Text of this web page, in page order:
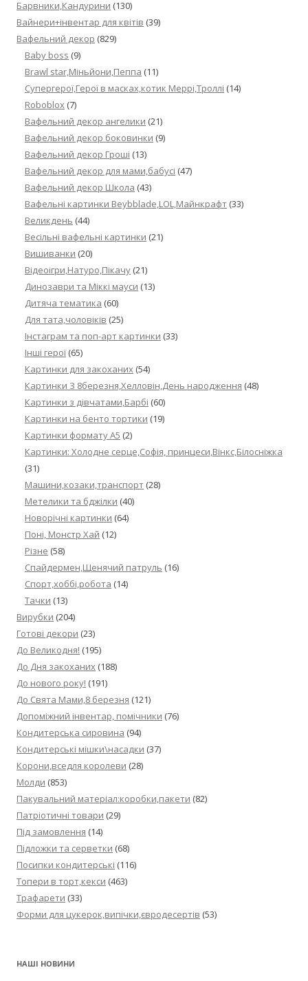
Барвники,Кандурини (130)
Вайнери+інвентар для квітів (39)
Вафельний декор (829)
Baby boss (9)
Brawl star,Міньйони,Пеппа (11)
Cупергерої,Герої в масках,котик Меррі,Троллі (14)
Roboblox (7)
Вафельний декор ангелики (21)
Вафельний декор боковинки (9)
Вафельний декор Гроші (13)
Вафельний декор для мами,бабусі (47)
Вафельний декор Школа (43)
Вафельні картинки Beybblade,LOL,Майнкрафт (33)
Великдень (44)
Весільні вафельні картинки (21)
Вишиванки (20)
Відеоігри,Натуро,Пікачу (21)
Динозаври та Міккі мауси (13)
Дитяча тематика (60)
Для тата,чоловіків (25)
Інстаграм та поп-арт картинки (33)
Інші герої (65)
Картинки для закоханих (54)
Картинки З 8березня,Хелловін,День народження (48)
Картинки з дівчатами,Барбі (60)
Картинки на бенто тортики (19)
Картинки формату А5 (2)
Картинки: Холодне серце,Софія, принцеси,Вінкс,Білосніжка
(31)
Машини,козаки,транспорт (28)
Метелики та бджілки (40)
Новорічні картинки (64)
Поні, Монстр Хай (12)
Різне (58)
Спайдермен,Щенячий патруль (16)
Спорт,хоббі,робота (14)
Тачки (13)
Вирубки (204)
Готові декори (23)
До Великодня! (195)
До Дня закоханих (188)
До нового року! (191)
До Свята Мами,8 березня (121)
Допоміжний інвентар, помічники (76)
Кондитерська сировина (94)
Кондитерські мішки\насадки (37)
Корони,вседля королеви (28)
Молди (853)
Пакувальний матеріал:коробки,пакети (82)
Патріотичні товари (29)
Під замовлення (14)
Підложки та серветки (68)
Посипки кондитерські (116)
Топери в торт,кекси (463)
Трафарети (33)
Форми для цукерок,випічки,євродесертів (53)
НАШІ НОВИНИ